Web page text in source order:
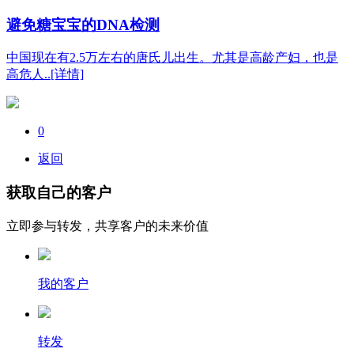
避免糖宝宝的DNA检测
中国现在有2.5万左右的唐氏儿出生。尤其是高龄产妇，也是
高危人..[详情]
0
返回
获取自己的客户
立即参与转发，共享客户的未来价值
我的客户
转发